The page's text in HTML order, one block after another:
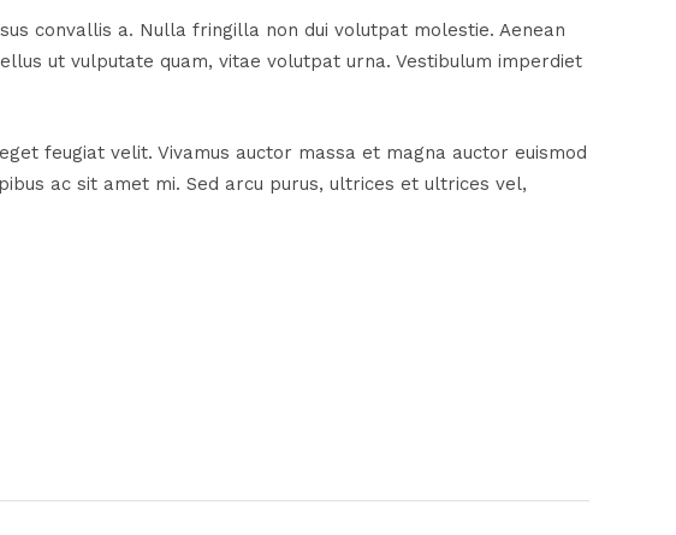
convallis a. Nulla fringilla non dui volutpat molestie. Aenean
ut vulputate quam, vitae volutpat urna. Vestibulum imperdiet
feugiat velit. Vivamus auctor massa et magna auctor euismod
ac sit amet mi. Sed arcu purus, ultrices et ultrices vel,